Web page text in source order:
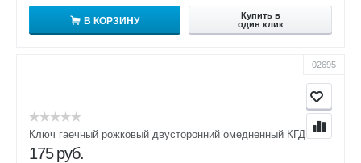
В КОРЗИНУ
Купить в
один клик
02695
Ключ гаечный рожковый двусторонний омедненный КГД 9х11
175 руб.